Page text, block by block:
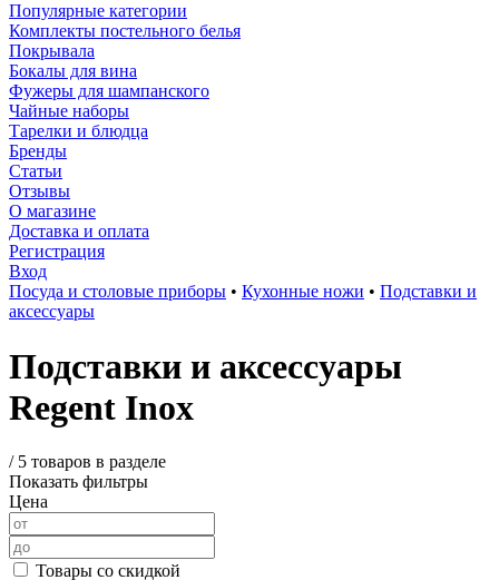
Популярные категории
Комплекты постельного белья
Покрывала
Бокалы для вина
Фужеры для шампанского
Чайные наборы
Тарелки и блюдца
Бренды
Статьи
Отзывы
О магазине
Доставка и оплата
Регистрация
Вход
Посуда и столовые приборы • Кухонные ножи • Подставки и
аксессуары
Подставки и аксессуары
Regent Inox
/ 5 товаров в разделе
Показать фильтры
Цена
Товары со скидкой